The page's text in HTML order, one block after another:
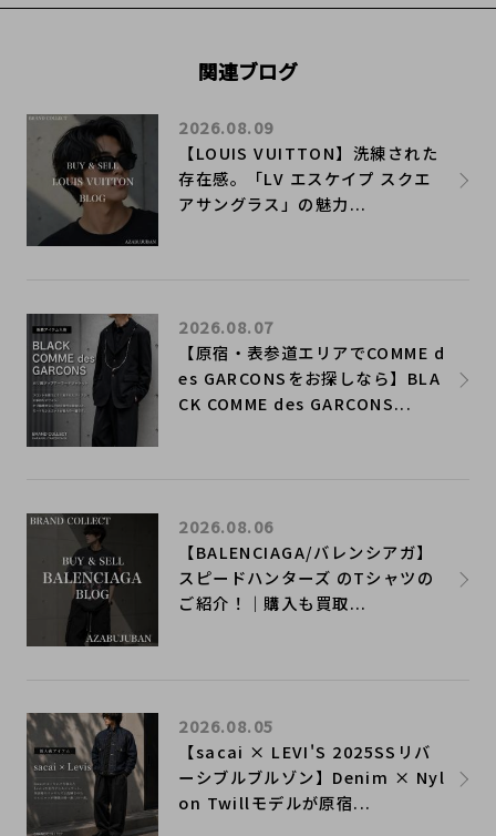
関連ブログ
【LOUIS VUITTON】洗練された
存在感。「LV エスケイプ スクエ
アサングラス」の魅力...
2026.08.09
【原宿・表参道エリアでCOMME d
es GARCONSをお探しなら】BLA
CK COMME des GARCONS...
2026.08.07
【BALENCIAGA/バレンシアガ】
スピードハンターズ のTシャツの
ご紹介！｜購入も買取...
2026.08.06
【sacai × LEVI'S 2025SSリバ
ーシブルブルゾン】Denim × Nyl
on Twillモデルが原宿...
2026.08.05